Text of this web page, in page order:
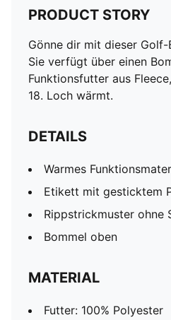
PRODUCT STORY
Gönne dir mit dieser Golf-
Sie verfügt über einen
Funktionsfutter aus
18. Loch wärmt.
DETAILS
Warmes
Etikett mit gesticktem
Rippstrickmuster ohne
Bommel oben
MATERIAL
Futter: 100% Polyester